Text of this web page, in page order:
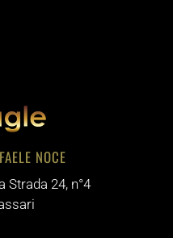
NOCE
Strada 24, n°4